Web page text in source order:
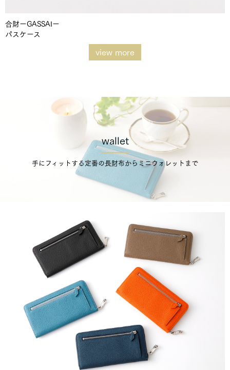
合財ーGASSAIー
パスケース
view more
wallet
手にフィットする定番の長財布からミニウォレットまで